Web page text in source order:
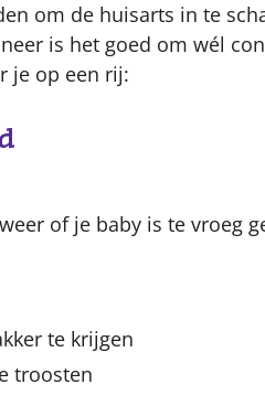
om de huisarts in te
is het goed om wél
je op een rij:
of je baby is te vroeg
te krijgen
troosten